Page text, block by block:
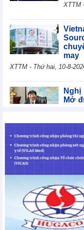
XTTM
may
XTTM - Thứ hai, 10-8-
Mở
polypropylene
xứ từ Ả Rập Xê
Quốc,
Singapore, Thái
Chính sách quốc tế -